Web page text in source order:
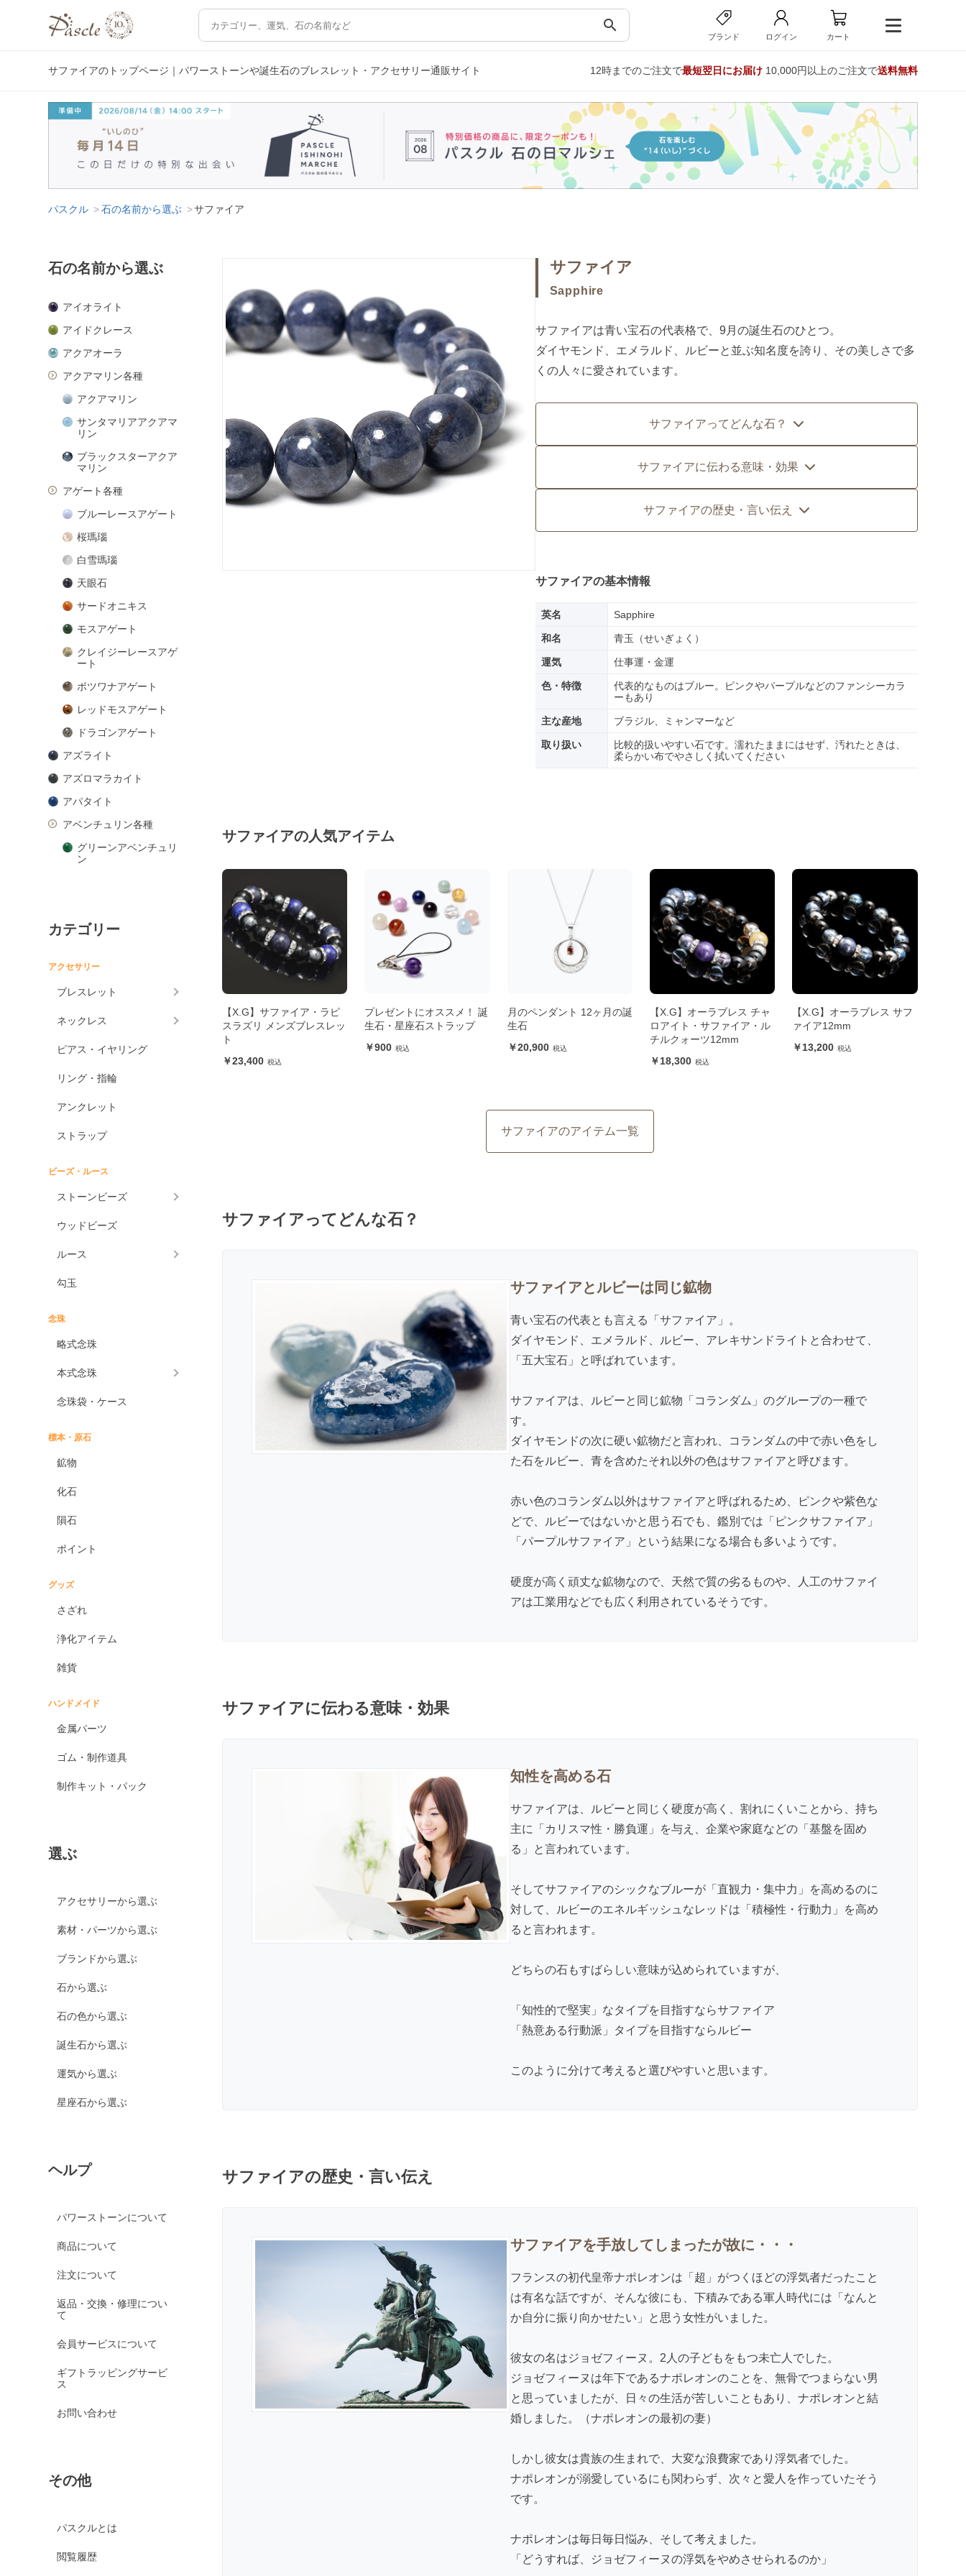
search
ブランド ログイン カート
サファイアのトップページ｜パワーストーンや誕生石のブレスレット・アクセサリー通販サイト 12時までのご注文で最短翌日にお届け10,000円以上のご注文で送料無料
パスクル 石の名前から選ぶ サファイア
石の名前から選ぶ
アイオライト
アイドクレース
アクアオーラ
アクアマリン各種
アクアマリン
サンタマリアアクアマ
リン
ブラックスターアクア
マリン
アゲート各種
ブルーレースアゲート
桜瑪瑙
白雪瑪瑙
天眼石
サードオニキス
モスアゲート
クレイジーレースアゲ
ート
ボツワナアゲート
レッドモスアゲート
ドラゴンアゲート
アズライト
アズロマラカイト
アパタイト
アベンチュリン各種
グリーンアベンチュリ
ン
オレンジアベンチュリ
アマゾナイト
アメジスト各種
グリーンアメジスト
ケープアメジスト
ル
アメトリン
アンモライト
出雲石
一位
イーグルアイ
ヴァーダイト
オニキス各種
ブラックマトリックス
ドラゴンアイ
ン
シディアン
スノーフレークオブシ
マホガニーオブシディ
ピンクカルサイト
イエローカルサイト
オレンジカルサイト
カルセドニー各種
ホワイトカルセドニー
ガーネット
オレンジガーネット
グリーンガーネット
クイーンコンクシェル
ブルークォーツァイト
クリスタル各種
クリスタル（本水晶）
カテゴリー
アクセサリー
ブレスレット
ネックレス
ピアス・イヤリング
リング・指輪
アンクレット
ストラップ
ビーズ・ルース
ストーンビーズ
ウッドビーズ
ルース
勾玉
念珠
略式念珠
本式念珠
念珠袋・ケース
標本・原石
鉱物
化石
隕石
ポイント
グッズ
さざれ
浄化アイテム
雑貨
ハンドメイド
金属パーツ
ゴム・制作道具
制作キット・パック
選ぶ
アクセサリーから選ぶ
素材・パーツから選ぶ
ブランドから選ぶ
石から選ぶ
石の色から選ぶ
誕生石から選ぶ
運気から選ぶ
星座石から選ぶ
ヘルプ
パワーストーンについて
商品について
注文について
返品・交換・修理につい
て
会員サービスについて
ギフトラッピングサービ
ス
お問い合わせ
その他
パスクルとは
閲覧履歴
サファイア
Sapphire
サファイアは青い宝石の代表格で、9月の誕生石のひとつ。
ダイヤモンド、エメラルド、ルビーと並ぶ知名度を誇り、その美しさで多
くの人々に愛されています。
サファイアってどんな石？
サファイアに伝わる意味・効果
サファイアの歴史・言い伝え
サファイアの基本情報
英名 Sapphire
和名 青玉（せいぎょく）
運気 仕事運・金運
色・特徴
代表的なものはブルー。ピンクやパープルなどのファンシーカラ
ーもあり
主な産地 ブラジル、ミャンマーなど
取り扱い
比較的扱いやすい石です。濡れたままにはせず、汚れたときは、
柔らかい布でやさしく拭いてください
サファイアの人気アイテム
【X.G】サファイア・ラピ
スラズリ メンズブレスレッ
ト
23,400
プレゼントにオススメ！ 誕
生石・星座石ストラップ
900
月のペンダント 12ヶ月の誕
生石
20,900
【X.G】オーラブレス チャ
ロアイト・サファイア・ル
チルクォーツ12mm
18,300
【X.G】オーラブレス サフ
ァイア12mm
13,200
サファイアのアイテム一覧
サファイアってどんな石？
サファイアとルビーは同じ鉱物
青い宝石の代表とも言える「サファイア」。
ダイヤモンド、 エメラルド ルビー 、アレキサンドライトと合わせて、
「五大宝石」と呼ばれています。
サファイアは、ルビーと同じ鉱物「コランダム」のグループの一種で
す。
ダイヤモンドの次に硬い鉱物だと言われ、コランダムの中で赤い色をし
た石をルビー、青を含めたそれ以外の色はサファイアと呼びます。
赤い色のコランダム以外はサファイアと呼ばれるため、ピンクや紫色な
どで、ルビーではないかと思う石でも、鑑別では「ピンクサファイア」
「パープルサファイア」という結果になる場合も多いようです。
硬度が高く頑丈な鉱物なので、天然で質の劣るものや、人工のサファイ
アは工業用などでも広く利用されているそうです。
サファイアに伝わる意味・効果
知性を高める石
サファイアは、ルビーと同じく硬度が高く、割れにくいことから、持ち
主に「カリスマ性・勝負運」を与え、企業や家庭などの「基盤を固め
る」と言われています。
そしてサファイアのシックなブルーが「直観力・集中力」を高めるのに
対して、ルビーのエネルギッシュなレッドは「積極性・行動力」を高め
ると言われます。
どちらの石もすばらしい意味が込められていますが、
「知性的で堅実」なタイプを目指すならサファイア
「熱意ある行動派」タイプを目指すならルビー
このように分けて考えると選びやすいと思います。
サファイアの歴史・言い伝え
サファイアを手放してしまったが故に・・・
フランスの初代皇帝ナポレオンは「超」がつくほどの浮気者だったこと
は有名な話ですが、そんな彼にも、下積みである軍人時代には「なんと
か自分に振り向かせたい」と思う女性がいました。
彼女の名はジョゼフィーヌ。2人の子どもをもつ未亡人でした。
ジョゼフィーヌは年下であるナポレオンのことを、無骨でつまらない男
と思っていましたが、日々の生活が苦しいこともあり、ナポレオンと結
婚しました。（ナポレオンの最初の妻）
しかし彼女は貴族の生まれで、大変な浪費家であり浮気者でした。
ナポレオンが溺愛しているにも関わらず、次々と愛人を作っていたそう
です。
ナポレオンは毎日毎日悩み、そして考えました。
「どうすれば、ジョゼフィーヌの浮気をやめさせられるのか」